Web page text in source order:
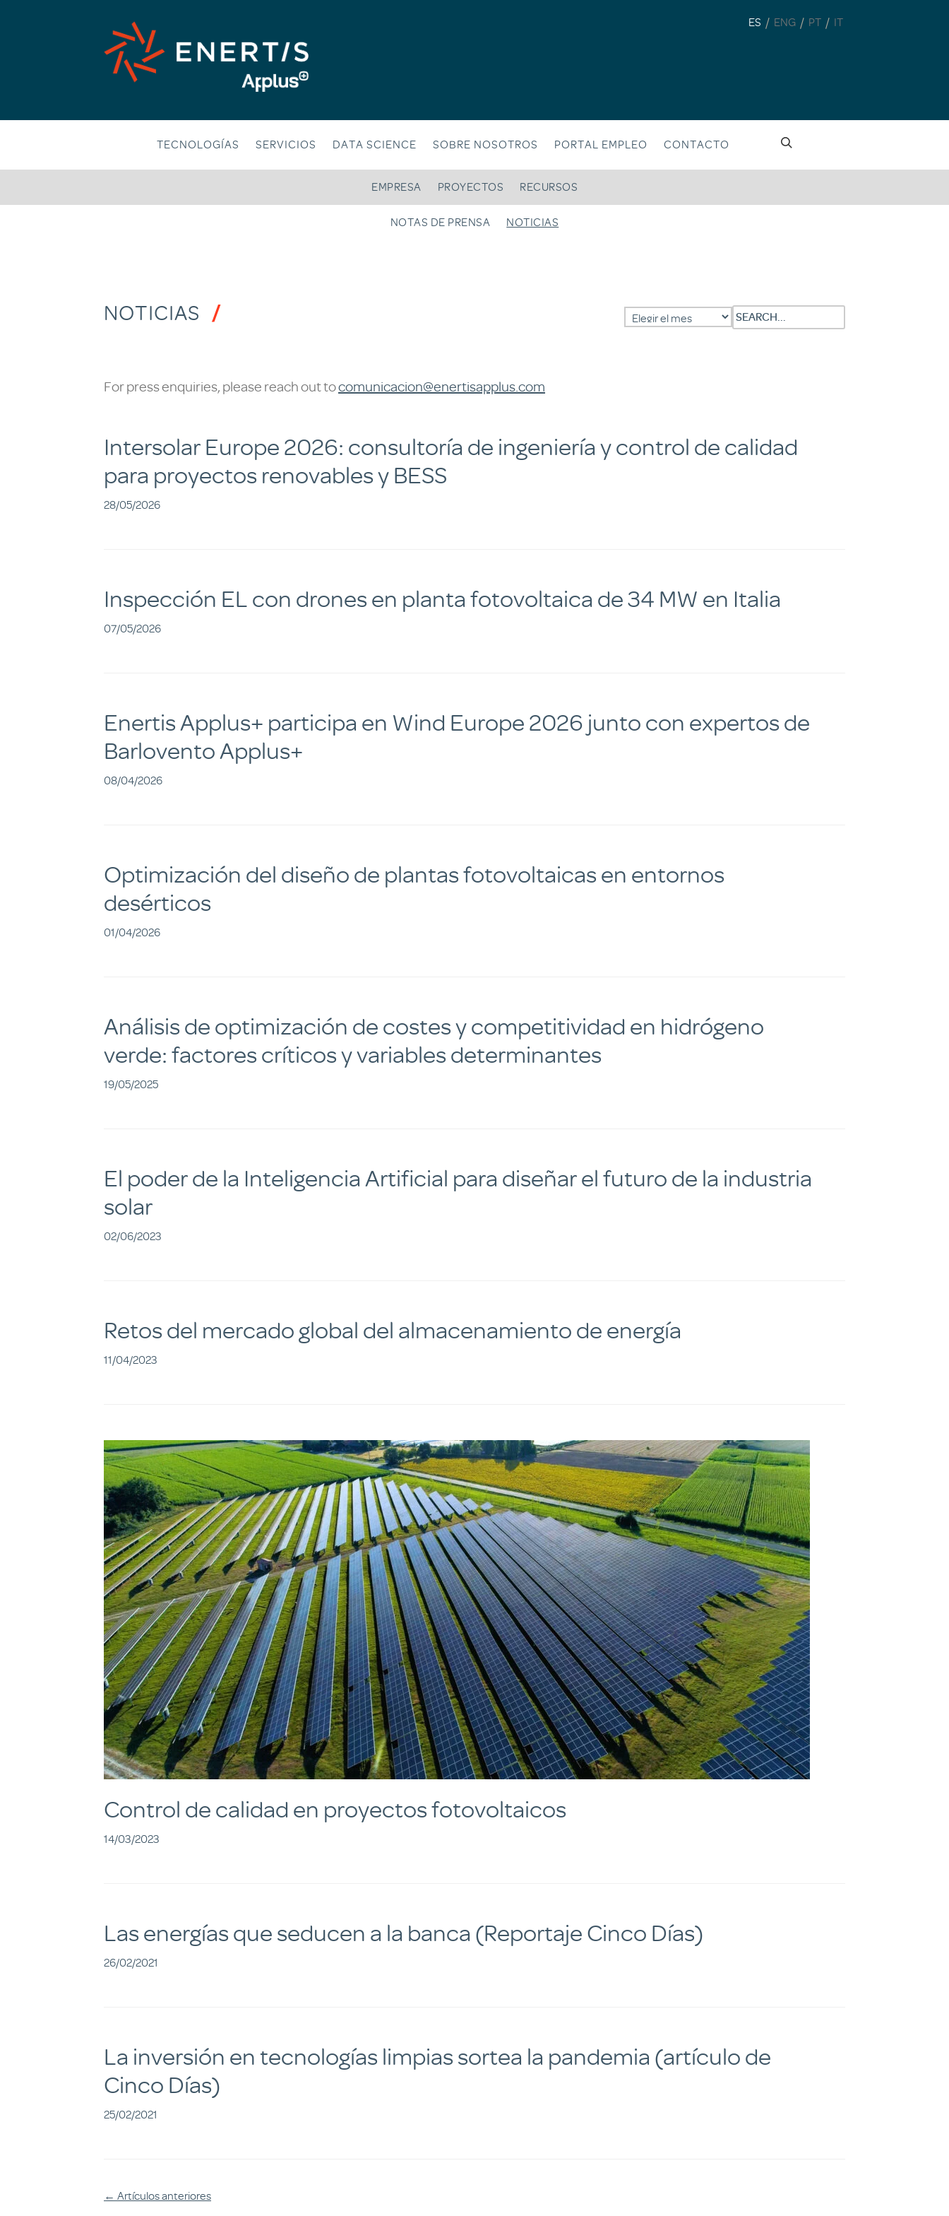
ES / ENG / PT / IT
TECNOLOGÍAS SERVICIOS DATA SCIENCE SOBRE NOSOTROS PORTAL EMPLEO CONTACTO
EMPRESA PROYECTOS RECURSOS
NOTAS DE PRENSA NOTICIAS
NOTICIAS Archivos Search
For press enquiries, please reach out tocomunicacion@enertisapplus.com
Intersolar Europe 2026: consultoría de ingeniería y control de calidad
para proyectos renovables y BESS
28/05/2026
Inspección EL con drones en planta fotovoltaica de 34 MW en Italia
07/05/2026
Enertis Applus+ participa en Wind Europe 2026 junto con expertos de
Barlovento Applus+
08/04/2026
Optimización del diseño de plantas fotovoltaicas en entornos
desérticos
01/04/2026
Análisis de optimización de costes y competitividad en hidrógeno
verde: factores críticos y variables determinantes
19/05/2025
El poder de la Inteligencia Artificial para diseñar el futuro de la industria
solar
02/06/2023
Retos del mercado global del almacenamiento de energía
11/04/2023
Control de calidad en proyectos fotovoltaicos
14/03/2023
Las energías que seducen a la banca (Reportaje Cinco Días)
26/02/2021
La inversión en tecnologías limpias sortea la pandemia (artículo de
Cinco Días)
25/02/2021
← Artículos anteriores